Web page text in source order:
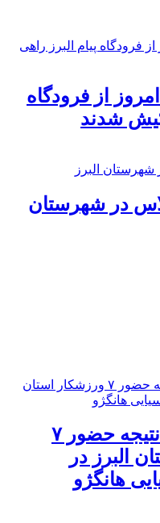
از فرودگاه
کیش شدند
در شهرستان
۲ مدال برنز نتیجه حضور ۷
البرز در
هانگژو